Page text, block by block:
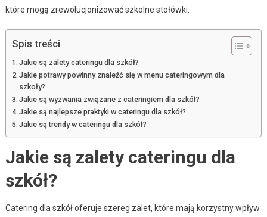
które mogą zrewolucjonizować szkolne stołówki.
Spis treści
Jakie są zalety cateringu dla szkół?
Jakie potrawy powinny znaleźć się w menu cateringowym dla
szkoły?
Jakie są wyzwania związane z cateringiem dla szkół?
Jakie są najlepsze praktyki w cateringu dla szkół?
Jakie są trendy w cateringu dla szkół?
Jakie są zalety cateringu dla
szkół?
Catering dla szkół oferuje szereg zalet, które mają korzystny wpływ